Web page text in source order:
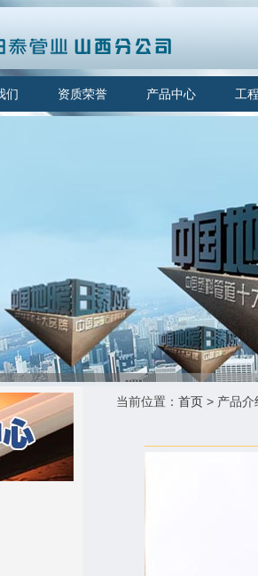
们 资质荣誉 产品中心 工
当前位置： 首页 > 产品介